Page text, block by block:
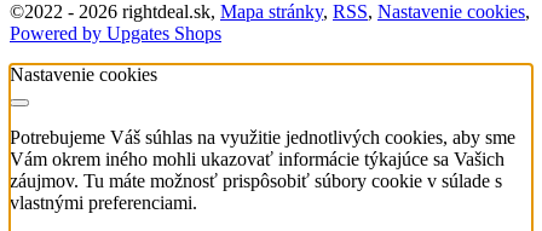
©2022 - 2026 rightdeal.sk, Mapa stránky, RSS, Nastavenie cookies,
Powered by Upgates Shops
Nastavenie cookies
Potrebujeme Váš súhlas na využitie jednotlivých cookies, aby sme
Vám okrem iného mohli ukazovať informácie týkajúce sa Vašich
záujmov. Tu máte možnosť prispôsobiť súbory cookie v súlade s
vlastnými preferenciami.